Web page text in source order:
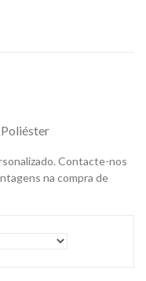
Poliéster
Contacte-nos
na compra de